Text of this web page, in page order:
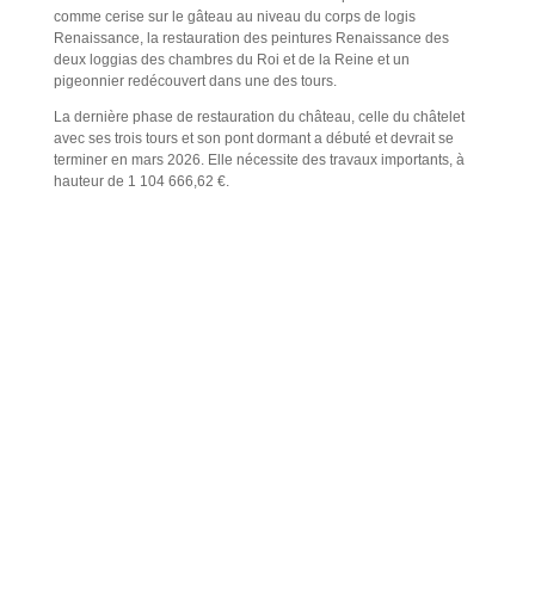
comme cerise sur le gâteau au niveau du corps de logis
Renaissance, la restauration des peintures Renaissance des
deux loggias des chambres du Roi et de la Reine et un
pigeonnier redécouvert dans une des tours.
La dernière phase de restauration du château, celle du châtelet
avec ses trois tours et son pont dormant a débuté et devrait se
terminer en mars 2026. Elle nécessite des travaux importants, à
hauteur de 1 104 666,62 €.